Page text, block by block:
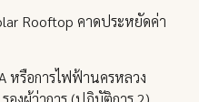
Rooftop คาดประหยัดค่า
หรือการไฟฟ้านครหลวง